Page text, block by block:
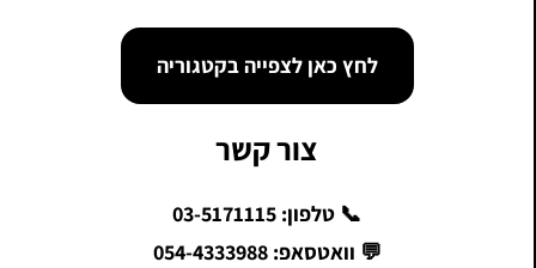
לחץ כאן לצפייה בקטגוריה
צור קשר
📞 טלפון: 03-5171115
💬 וואטסאפ: 054-4333988